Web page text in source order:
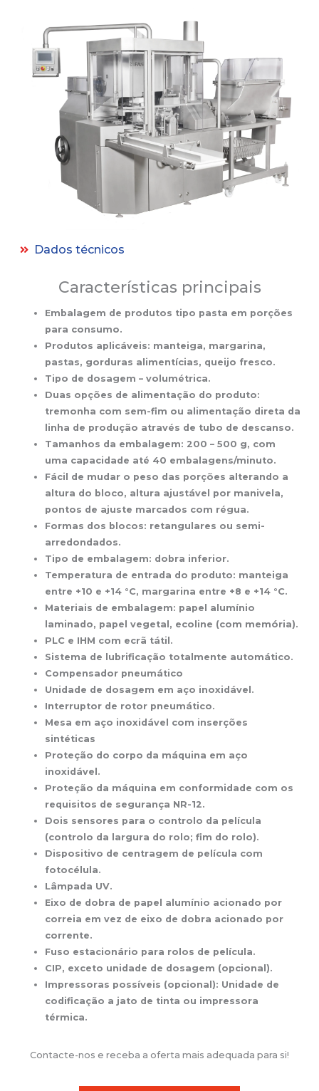
Dados técnicos
Características principais
Embalagem de produtos tipo pasta em porções
para consumo.
Produtos aplicáveis: manteiga, margarina,
pastas, gorduras alimentícias, queijo fresco.
Tipo de dosagem – volumétrica.
Duas opções de alimentação do produto:
tremonha com sem-fim ou alimentação direta da
linha de produção através de tubo de descanso.
Tamanhos da embalagem: 200 – 500 g, com
uma capacidade até 40 embalagens/minuto.
Fácil de mudar o peso das porções alterando a
altura do bloco, altura ajustável por manivela,
pontos de ajuste marcados com régua.
Formas dos blocos: retangulares ou semi-
arredondados.
Tipo de embalagem: dobra inferior.
Temperatura de entrada do produto: manteiga
entre +10 e +14 °C, margarina entre +8 e +14 °C.
Materiais de embalagem: papel alumínio
laminado, papel vegetal, ecoline (com memória).
PLC e IHM com ecrã tátil.
Sistema de lubrificação totalmente automático.
Compensador pneumático
Unidade de dosagem em aço inoxidável.
Interruptor de rotor pneumático.
Mesa em aço inoxidável com inserções
sintéticas
Proteção do corpo da máquina em aço
inoxidável.
Proteção da máquina em conformidade com os
requisitos de segurança NR-12.
Dois sensores para o controlo da película
(controlo da largura do rolo; fim do rolo).
Dispositivo de centragem de película com
fotocélula.
Lâmpada UV.
Eixo de dobra de papel alumínio acionado por
correia em vez de eixo de dobra acionado por
corrente.
Fuso estacionário para rolos de película.
CIP, exceto unidade de dosagem (opcional).
Impressoras possíveis (opcional): Unidade de
codificação a jato de tinta ou impressora
térmica.
Contacte-nos e receba a oferta mais adequada para si!